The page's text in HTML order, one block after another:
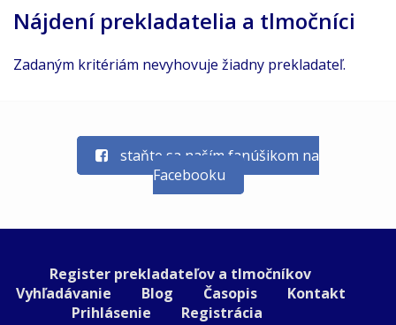
Nájdení prekladatelia a tlmočníci
Zadaným kritériám nevyhovuje žiadny prekladateľ.
staňte sa naším fanúšikom na
Facebooku
Register prekladateľov a tlmočníkov
Vyhľadávanie
Blog Časopis
Kontakt
Prihlásenie
Registrácia